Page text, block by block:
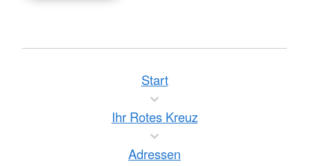
Start
Ihr Rotes Kreuz
Adressen